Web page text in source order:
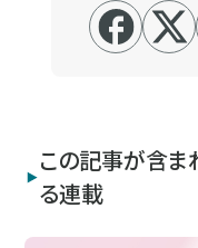
この記事が含ま
る連載